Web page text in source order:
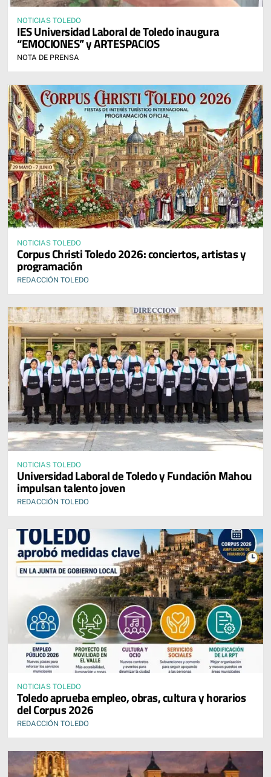
NOTICIAS TOLEDO
IES Universidad Laboral de Toledo inaugura
“EMOCIONES” y ARTESPACIOS
NOTA DE PRENSA
NOTICIAS TOLEDO
Corpus Christi Toledo 2026: conciertos, artistas y
programación
REDACCIÓN TOLEDO
NOTICIAS TOLEDO
Universidad Laboral de Toledo y Fundación Mahou
impulsan talento joven
REDACCIÓN TOLEDO
NOTICIAS TOLEDO
Toledo aprueba empleo, obras, cultura y horarios
del Corpus 2026
REDACCIÓN TOLEDO